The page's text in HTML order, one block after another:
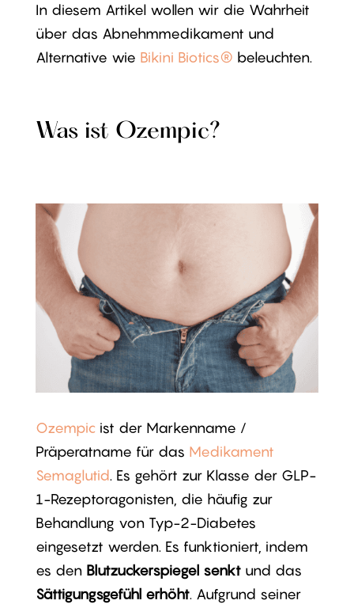
In diesem Artikel wollen wir die Wahrheit
über das Abnehmmedikament und
Alternative wie Bikini Biotics® beleuchten.
Was ist Ozempic?
Ozempicist der Markenname /
Präperatname für das Medikament
Semaglutid. Es gehört zur Klasse der GLP-
1-Rezeptoragonisten, die häufig zur
Behandlung von Typ-2-Diabetes
eingesetzt werden. Es funktioniert, indem
es den Blutzuckerspiegel senktund das
Sättigungsgefühl erhöht. Aufgrund seiner